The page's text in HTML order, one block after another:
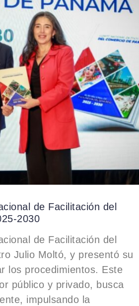
de Facilitación del
2030
de Facilitación del
Julio Moltó, y presentó su
los procedimientos. Este
público y privado, busca
impulsando la